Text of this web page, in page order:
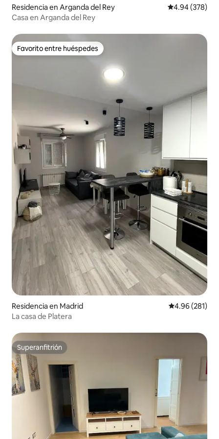
Residencia en Arganda del Rey Calificación
4.94 (378)
Casa en Arganda del Rey
Favorito entre huéspedes
Favorito entre huéspedes
Residencia en Madrid Calificación
4.96 (281)
La casa de Platera
Superanfitrión
Superanfitrión